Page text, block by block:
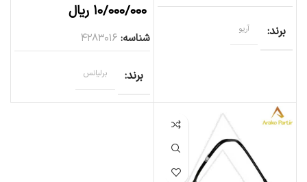
برند آریو
۱۰/۰۰۰/۰۰۰ ریال
شناسه:۴۲۸۳۰۱۶
برند برلیانس